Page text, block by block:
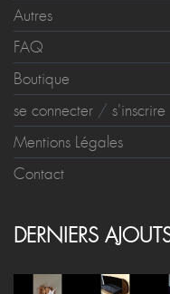
Autres
FAQ
Boutique
se connecter / s'inscrire
Mentions Légales
Contact
DERNIERS